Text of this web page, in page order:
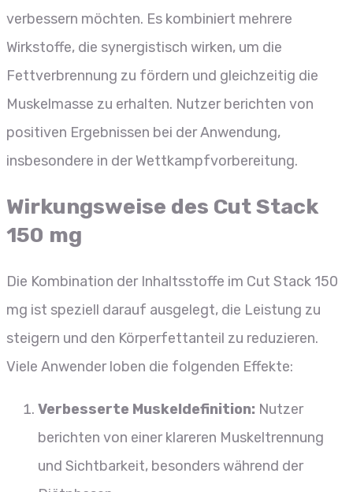
verbessern möchten. Es kombiniert mehrere
Wirkstoffe, die synergistisch wirken, um die
Fettverbrennung zu fördern und gleichzeitig die
Muskelmasse zu erhalten. Nutzer berichten von
positiven Ergebnissen bei der Anwendung,
insbesondere in der Wettkampfvorbereitung.
Wirkungsweise des Cut Stack
150 mg
Die Kombination der Inhaltsstoffe im Cut Stack 150
mg ist speziell darauf ausgelegt, die Leistung zu
steigern und den Körperfettanteil zu reduzieren.
Viele Anwender loben die folgenden Effekte:
Verbesserte Muskeldefinition: Nutzer
berichten von einer klareren Muskeltrennung
und Sichtbarkeit, besonders während der